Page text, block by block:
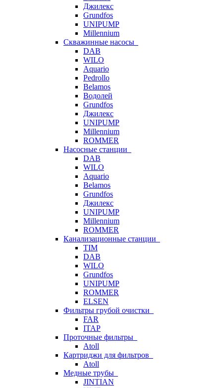
Джилекс
Grundfos
UNIPUMP
Millennium
Скважинные насосы
DAB
WILO
Aquario
Pedrollo
Belamos
Водолей
Grundfos
Джилекс
UNIPUMP
Millennium
ROMMER
Насосные станции
DAB
WILO
Aquario
Belamos
Grundfos
Джилекс
UNIPUMP
Millennium
ROMMER
Канализационные станции
TIM
DAB
WILO
Grundfos
UNIPUMP
ROMMER
ELSEN
Фильтры грубой очистки
FAR
ITAP
Проточные фильтры
Atoll
Картриджи для фильтров
Atoll
Медные трубы
JINTIAN